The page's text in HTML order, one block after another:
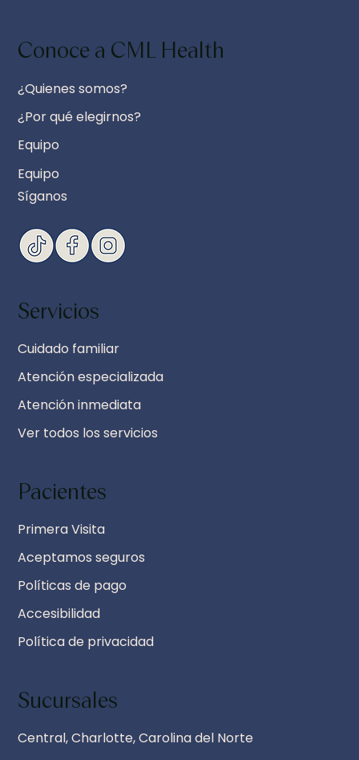
Sucursales
Central, Charlotte, Carolina del Norte
Servicios
Cuidado familiar
Atención especializada
Atención inmediata
Ver todos los servicios
Conoce a CML Health
¿Quienes somos?
¿Por qué elegirnos?
Equipo
Equipo
Síganos
Pacientes
Primera Visita
Aceptamos seguros
Accesibilidad
Políticas de pago
Política de privacidad